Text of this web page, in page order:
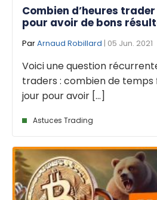
Combien d’heures
pour avoir de bons
ParArnaud Robillard | 05 Jun. 2021
Voici une question
traders : combien de
jour pour avoir [...]
Astuces Trading